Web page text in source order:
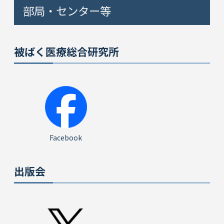
部局・センター等
被ばく医療総合研究所
Facebook
出版会